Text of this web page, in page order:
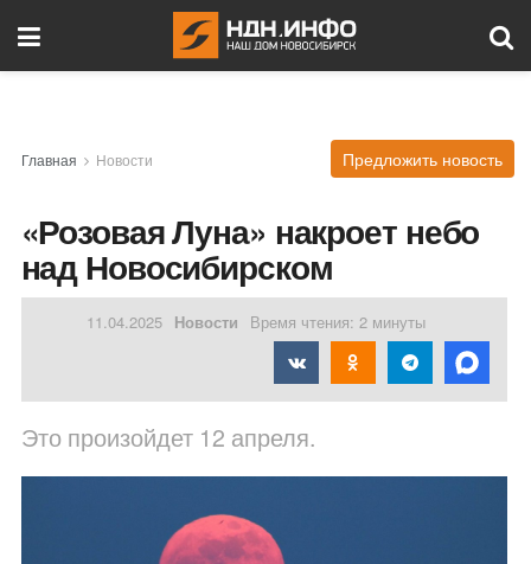
Главная Новости Предложить новость
«Розовая Луна» накроет небо
над Новосибирском
11.04.2025 Новости Время чтения: 2 минуты
Это произойдет 12 апреля.